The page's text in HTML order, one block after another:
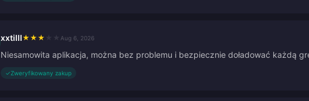
xxtilll★ ★ ★ Aug 6, 2026
Niesamowita aplikacja, można bez problemu i bezpiecznie doładować każdą
✓Zweryfikowany zakup